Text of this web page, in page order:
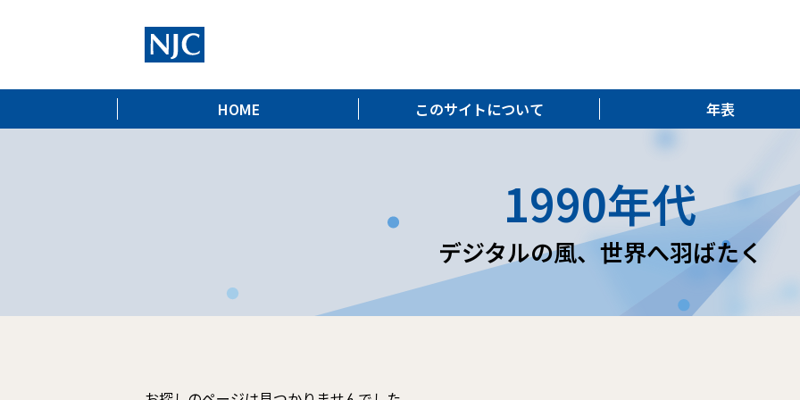
HOME このサイトについて 年表
1990年代
デジタルの風、世界へ羽ばたく